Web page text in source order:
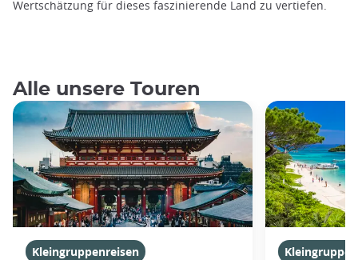
Wertschätzung für dieses faszinierende Land zu vertiefen.
Alle unsere Touren
Kleingruppenreisen